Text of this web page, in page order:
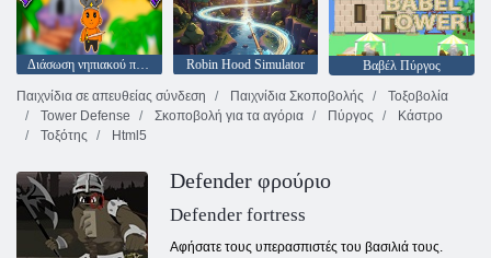
Διάσωση νηπιακού πολεμιστή Robin Hood Simulator
Βαβέλ Πύργος
Παιχνίδια σε απευθείας σύνδεση
Παιχνίδια Σκοποβολής
Τοξοβολία
Tower Defense
Σκοποβολή για τα αγόρια Πύργος
Κάστρο
Τοξότης
Html5
Defender φρούριο
Defender fortress
Αφήσατε τους υπερασπιστές του βασιλιά τους.